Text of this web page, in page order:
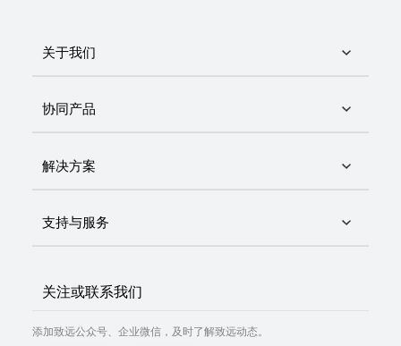
关于我们
协同产品
解决方案
支持与服务
关注或联系我们
添加致远公众号、企业微信，及时了解致远动态。